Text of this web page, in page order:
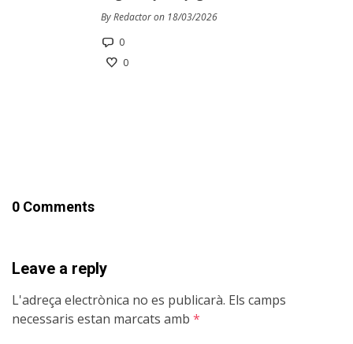
By Redactor on 18/03/2026
0
0
0 Comments
Leave a reply
L'adreça electrònica no es publicarà. Els camps
necessaris estan marcats amb *